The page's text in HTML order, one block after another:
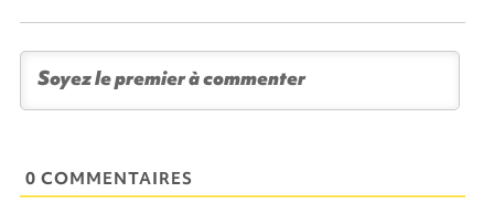
0 COMMENTAIRES